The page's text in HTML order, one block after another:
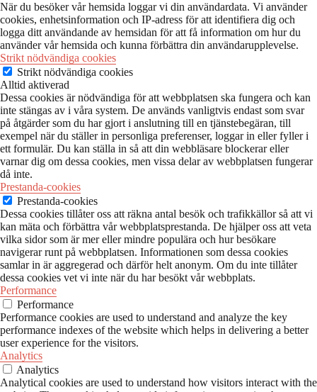
När du besöker vår hemsida loggar vi din användardata. Vi använder
cookies, enhetsinformation och IP-adress för att identifiera dig och
logga ditt användande av hemsidan för att få information om hur du
använder vår hemsida och kunna förbättra din användarupplevelse.
Strikt nödvändiga cookies
Strikt nödvändiga cookies
Alltid aktiverad
Dessa cookies är nödvändiga för att webbplatsen ska fungera och kan
inte stängas av i våra system. De används vanligtvis endast som svar
på åtgärder som du har gjort i anslutning till en tjänstebegäran, till
exempel när du ställer in personliga preferenser, loggar in eller fyller i
ett formulär. Du kan ställa in så att din webbläsare blockerar eller
varnar dig om dessa cookies, men vissa delar av webbplatsen fungerar
då inte.
Prestanda-cookies
Prestanda-cookies
Dessa cookies tillåter oss att räkna antal besök och trafikkällor så att vi
kan mäta och förbättra vår webbplatsprestanda. De hjälper oss att veta
vilka sidor som är mer eller mindre populära och hur besökare
navigerar runt på webbplatsen. Informationen som dessa cookies
samlar in är aggregerad och därför helt anonym. Om du inte tillåter
dessa cookies vet vi inte när du har besökt vår webbplats.
Performance
Performance
Performance cookies are used to understand and analyze the key
performance indexes of the website which helps in delivering a better
user experience for the visitors.
Analytics
Analytics
Analytical cookies are used to understand how visitors interact with the